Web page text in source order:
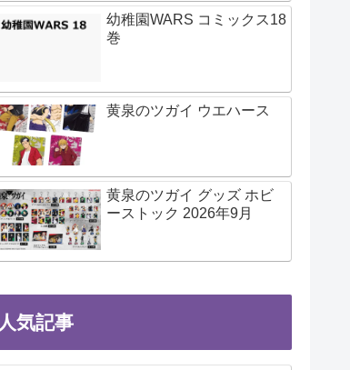
幼稚園WARS コミックス18
巻
黄泉のツガイ ウエハース
黄泉のツガイ グッズ ホビ
ーストック 2026年9月
人気記事